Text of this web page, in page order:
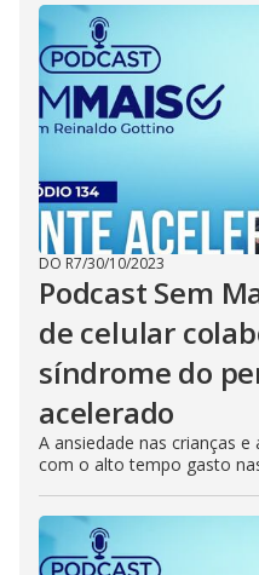
DO R7/30/10/2023
Podcast Sem
de celular
síndrome do
acelerado
A ansiedade nas crianças
com o alto tempo gasto